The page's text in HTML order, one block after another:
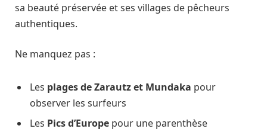
sa beauté préservée et ses villages de pêcheurs
authentiques.
Ne manquez pas :
Les plages de Zarautz et Mundaka pour
observer les surfeurs
Les Pics d’Europe pour une parenthèse